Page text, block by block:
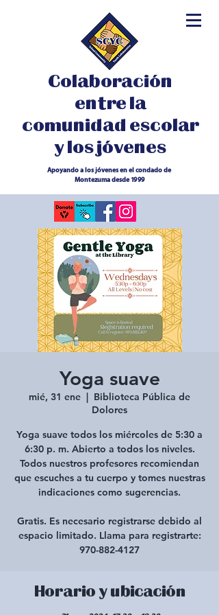
Colaboración
entre la
comunidad escolar
y los jóvenes
Apoyando a los jóvenes en el condado de
Montezuma desde 1999
Yoga suave
mié, 31 ene
  |
Biblioteca Pública de
Dolores
Yoga suave todos los miércoles de 5:30 a
6:30 p. m. Abierto a todos los niveles.
Todos nuestros profesores recomiendan
que escuches a tu cuerpo y tomes nuestras
indicaciones como sugerencias.
Gratis. Es necesario registrarse debido al
espacio limitado. Llama para registrarte:
970-882-4127
Horario y ubicación